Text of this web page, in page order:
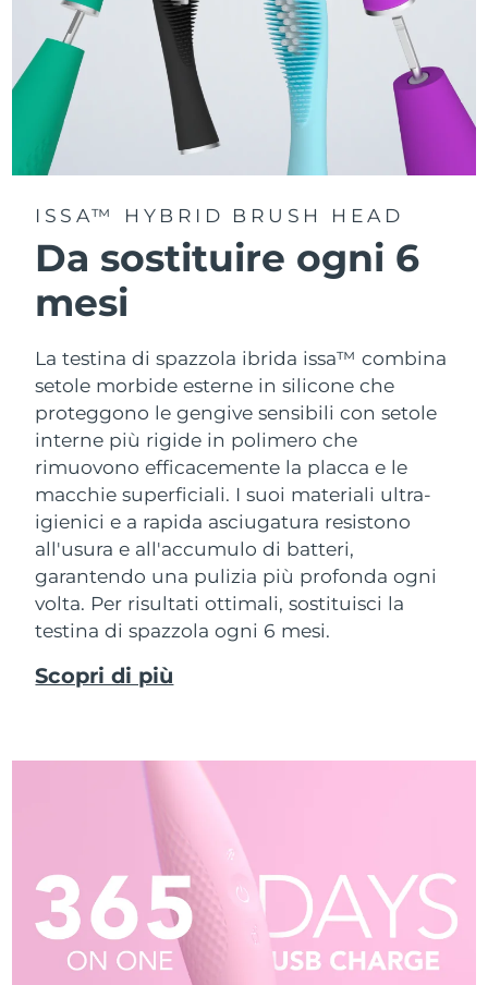
ISSA™ HYBRID BRUSH HEAD
Da sostituire ogni 6
mesi
La testina di spazzola ibrida issa™ combina
setole morbide esterne in silicone che
proteggono le gengive sensibili con setole
interne più rigide in polimero che
rimuovono efficacemente la placca e le
macchie superficiali. I suoi materiali ultra-
igienici e a rapida asciugatura resistono
all'usura e all'accumulo di batteri,
garantendo una pulizia più profonda ogni
volta. Per risultati ottimali, sostituisci la
testina di spazzola ogni 6 mesi.
Scopri di più